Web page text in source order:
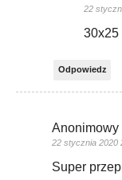
22
30x25
Odpowiedz
Anonimowy
22 stycznia 2020
Super